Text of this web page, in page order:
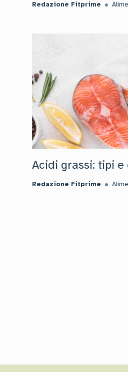
Redazione Fitprime
Acidi grassi: tipi
Redazione Fitprime